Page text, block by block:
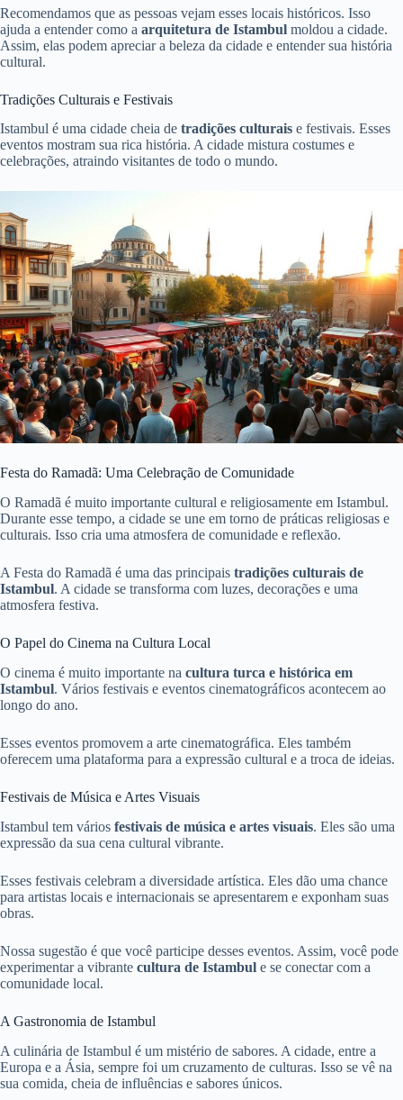
Recomendamos que as pessoas vejam esses locais históricos. Isso
ajuda a entender como a arquitetura de Istambul moldou a cidade.
Assim, elas podem apreciar a beleza da cidade e entender sua história
cultural.
Tradições Culturais e Festivais
Istambul é uma cidade cheia de tradições culturais e festivais. Esses
eventos mostram sua rica história. A cidade mistura costumes e
celebrações, atraindo visitantes de todo o mundo.
Festa do Ramadã: Uma Celebração de Comunidade
O Ramadã é muito importante cultural e religiosamente em Istambul.
Durante esse tempo, a cidade se une em torno de práticas religiosas e
culturais. Isso cria uma atmosfera de comunidade e reflexão.
A Festa do Ramadã é uma das principais tradições culturais de
Istambul. A cidade se transforma com luzes, decorações e uma
atmosfera festiva.
O Papel do Cinema na Cultura Local
O cinema é muito importante na cultura turca e histórica em
Istambul. Vários festivais e eventos cinematográficos acontecem ao
longo do ano.
Esses eventos promovem a arte cinematográfica. Eles também
oferecem uma plataforma para a expressão cultural e a troca de ideias.
Festivais de Música e Artes Visuais
Istambul tem vários festivais de música e artes visuais. Eles são uma
expressão da sua cena cultural vibrante.
Esses festivais celebram a diversidade artística. Eles dão uma chance
para artistas locais e internacionais se apresentarem e exponham suas
obras.
Nossa sugestão é que você participe desses eventos. Assim, você pode
experimentar a vibrante cultura de Istambul e se conectar com a
comunidade local.
A Gastronomia de Istambul
A culinária de Istambul é um mistério de sabores. A cidade, entre a
Europa e a Ásia, sempre foi um cruzamento de culturas. Isso se vê na
sua comida, cheia de influências e sabores únicos.